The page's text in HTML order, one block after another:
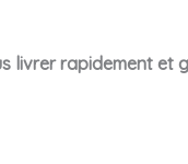
livrer rapidement et